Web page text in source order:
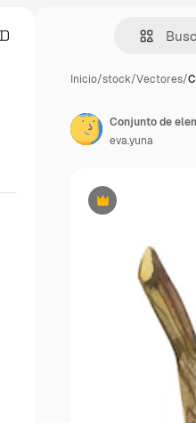
Inicio/stock/Vectores/
Premium
eva.yuna